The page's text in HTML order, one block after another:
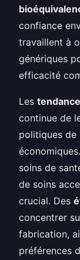
confiance
travaillent à
génériques
efficacité
Les
continue de
politiques de
soins de
de soins
crucial. Des
concentrer
fabrication,
préférences